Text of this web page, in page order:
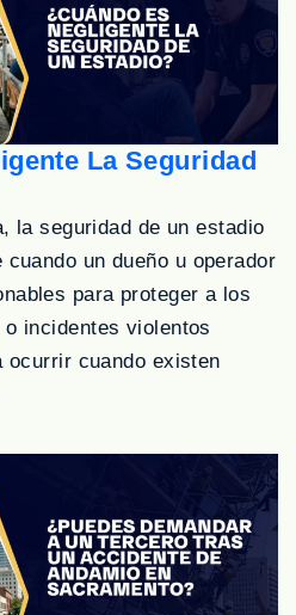
La Seguridad
la seguridad de un estadio
un dueño u operador
para proteger a los
incidentes violentos
cuando existen